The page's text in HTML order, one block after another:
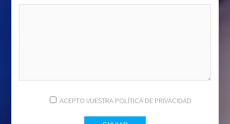
ACEPTO VUESTRA POLÍTICA DE PRIVACIDAD